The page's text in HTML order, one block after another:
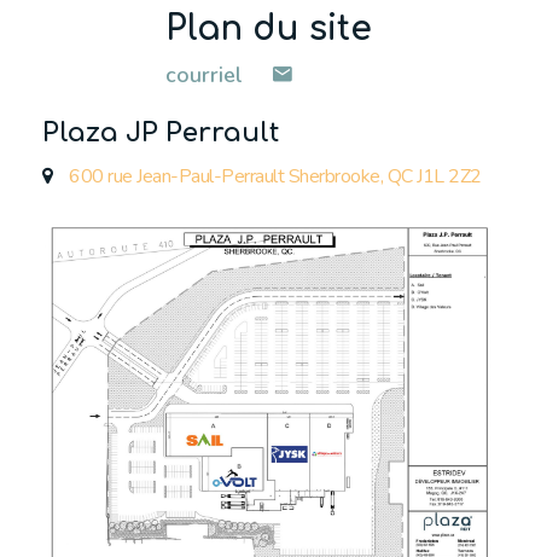
Plan du site
courriel
Plaza JP Perrault
600 rue Jean-Paul-Perrault Sherbrooke, QC J1L 2Z2